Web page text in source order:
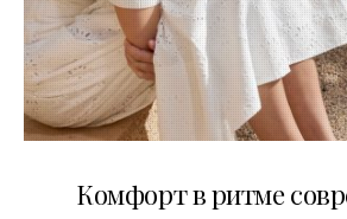
Комфорт в ритме